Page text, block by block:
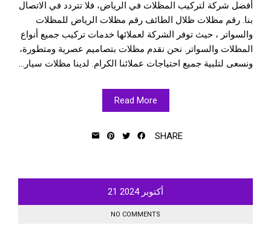
أفضل شركة لتركيب المظلات في الرياض، فلا تتردد في الاتصال
بنا. رقم مظلات ظلال الطائف رقم مظلات الرياض للمظلات
والسواتر ، حيث توفر الشركة لعملائها خدمات تركيب جميع أنواع
المظلات والسواتر. نحن نقدم مظلات بتصاميم عصرية ومتطورة،
ونسعى لتلبية جميع احتياجات عملائنا الكرام. لدينا مظلات سيار...
Read More
SHARE
أكتوبر 21 2024
NO COMMENTS